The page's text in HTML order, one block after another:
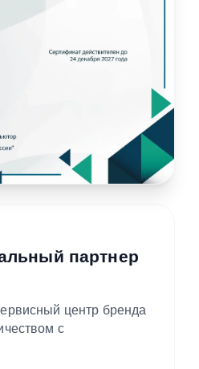
партнер
центр бренда
с